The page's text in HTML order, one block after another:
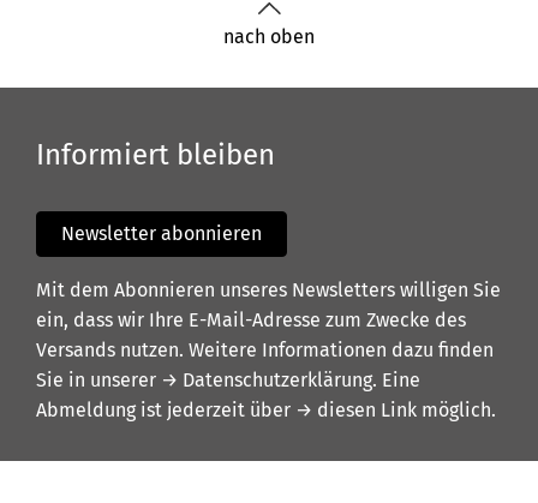
nach oben
Informiert bleiben
Newsletter abonnieren
Mit dem Abonnieren unseres Newsletters willigen Sie
ein, dass wir Ihre E-Mail-Adresse zum Zwecke des
Versands nutzen. Weitere Informationen dazu finden
Sie in unserer → Datenschutzerklärung. Eine
Abmeldung ist jederzeit über → diesen Link möglich.